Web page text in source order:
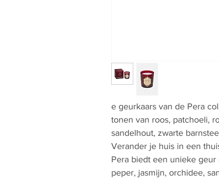
e geurkaars van de Pera
tonen van roos, patchoeli,
sandelhout, zwarte
Verander je huis in een
Pera biedt een unieke
peper, jasmijn, orchidee,